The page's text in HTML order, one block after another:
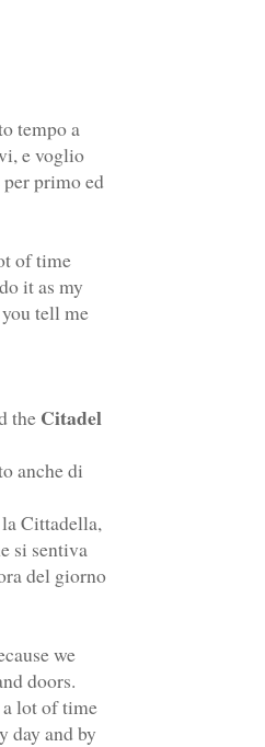
tempo a
e voglio
primo ed
of time
it as my
tell me
the Citadel
anche di
Cittadella,
si sentiva
del giorno
we
doors.
lot of time
day and by